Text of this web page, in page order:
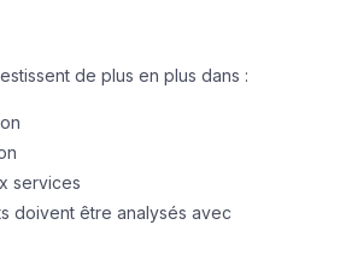
de plus en plus dans :
services
doivent être analysés avec